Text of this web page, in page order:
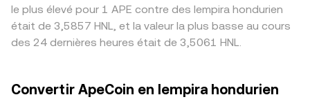
le plus élevé pour 1 APE contre des lempira hondurien
était de 3,5857 HNL, et la valeur la plus basse au cours
des 24 dernières heures était de 3,5061 HNL.
Convertir ApeCoin en lempira hondurien